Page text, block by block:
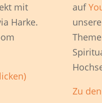
mit
Harke.
auf
Zu